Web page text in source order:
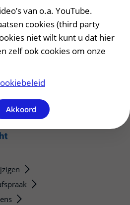
u geholpen?
van o.a. YouTube.
cookies (third party
niet wilt kunt u dat hier
zelf ook cookies om onze
Akkoord